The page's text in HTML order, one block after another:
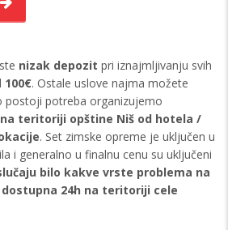
nizak depozit pri iznajmljivanju svih
100€. Ostale uslove najma možete
postoji potreba organizujemo
teritoriji opštine Niš od hotela /
. Set zimske opreme je uključen u
i generalno u finalnu cenu su uključeni
bilo kakve vrste problema na
24h na teritoriji cele